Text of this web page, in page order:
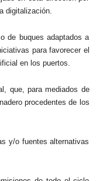
digitalización.
de buques adaptados a
para favorecer el
en los puertos.
que, para mediados de
procedentes de los
y/o fuentes alternativas